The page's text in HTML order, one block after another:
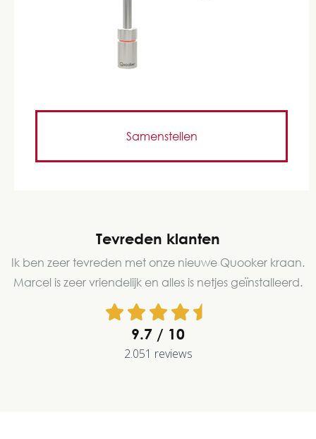
Samenstellen
Tevreden klanten
Ik ben zeer tevreden met onze nieuwe Quooker kraan.
Marcel is zeer vriendelijk en alles is netjes geïnstalleerd.
9.7
2.051 reviews